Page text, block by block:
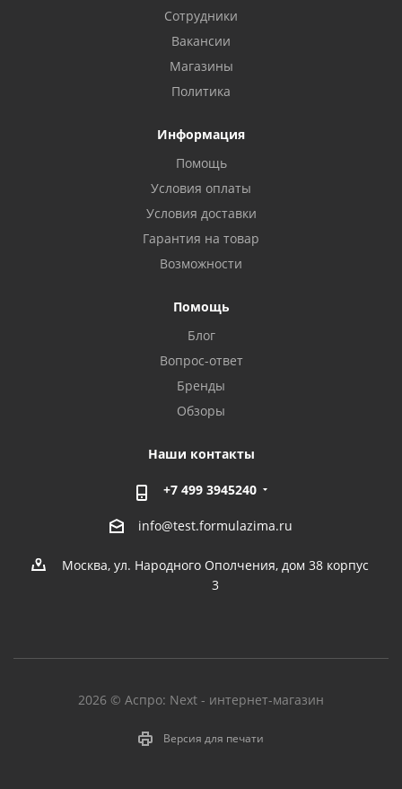
Сотрудники
Вакансии
Магазины
Политика
Информация
Помощь
Условия оплаты
Условия доставки
Гарантия на товар
Возможности
Помощь
Блог
Вопрос-ответ
Бренды
Обзоры
Наши контакты
+7 499 3945240
info@test.formulazima.ru
Москва, ул. Народного Ополчения, дом 38 корпус
3
2026 © Аспро: Next - интернет-магазин
Версия для печати